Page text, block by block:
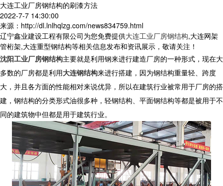
大连工业厂房钢结构的刷漆方法
2022-7-7 14:30:00
来源：http://dl.lnlhqlzg.com/news834759.html
辽宁鑫业建设工程有限公司为您免费提供大连工业厂房钢结构,大连网架
管桁架,大连重型钢结构等相关信息发布和资讯展示，敬请关注！
沈阳工业厂房钢结构主要就是利用钢来进行建造厂房的一种形式，现在大
多数的厂房都是利用大连钢结构来进行搭建，因为钢结构重量轻、跨度
大，并且各方面的性能相对来说优异，所以在建筑行业被常用于厂房的搭
建，钢结构的分类形式油很多种，轻钢结构、平面钢结构等都是被用于不
同的建筑物中但都是用于建筑行业。